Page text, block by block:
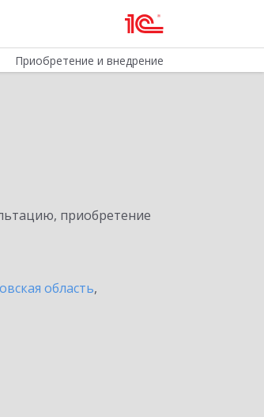
Приобретение и внедрение
приобретение
область,